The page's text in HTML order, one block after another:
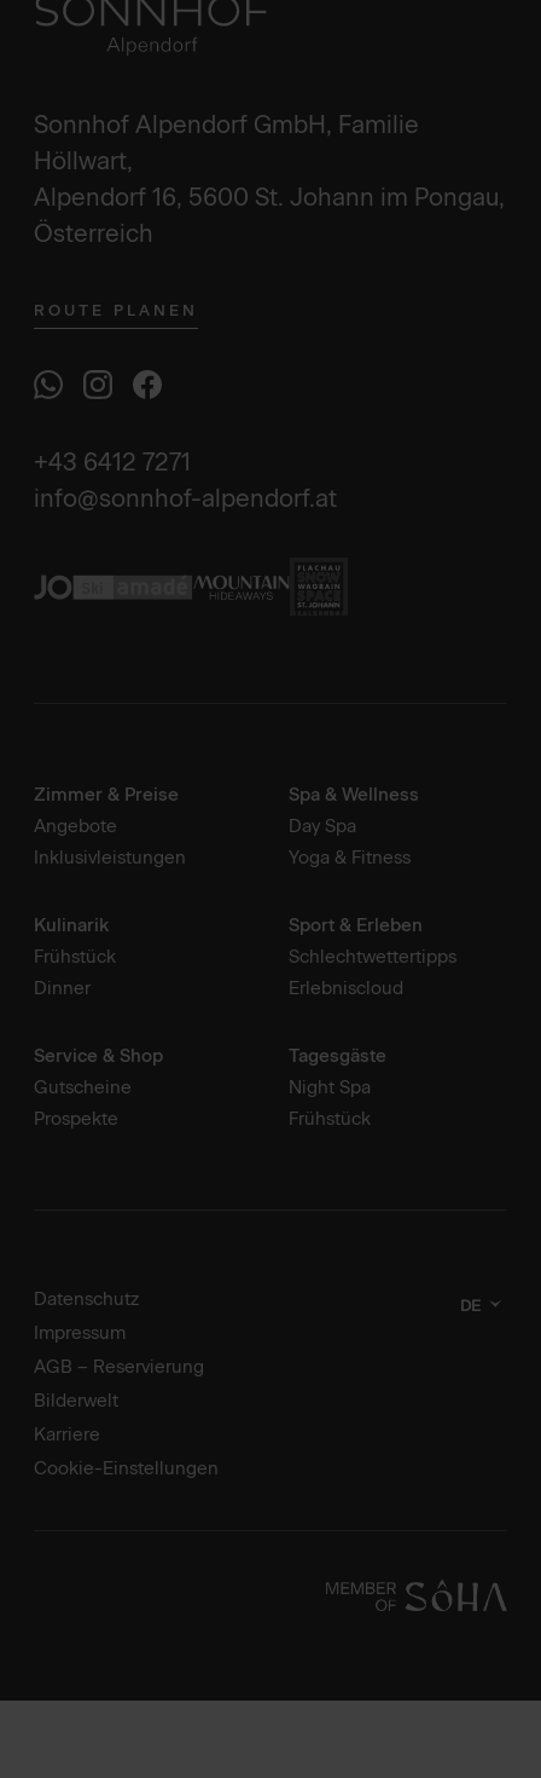
Sonnhof Alpendorf GmbH, Familie
Höllwart,
Alpendorf 16, 5600 St. Johann im Pongau,
Österreich
ROUTE PLANEN
+43 6412 7271
info@sonnhof-alpendorf.at
Zimmer & Preise
Angebote
Inklusivleistungen
Spa & Wellness
Day Spa
Yoga & Fitness
Kulinarik
Frühstück
Dinner
Sport & Erleben
Schlechtwettertipps
Erlebniscloud
Service & Shop
Gutscheine
Prospekte
Tagesgäste
Night Spa
Frühstück
DE
Datenschutz
Impressum
AGB – Reservierung
Bilderwelt
Karriere
Cookie-Einstellungen